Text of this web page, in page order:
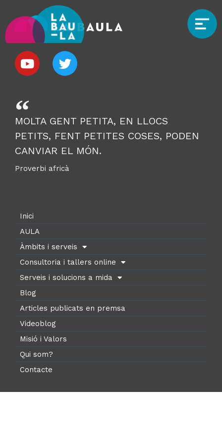
MOLTA GENT PETITA, EN LLOCS
PETITS, FENT PETITES COSES, PODEN
CANVIAR EL MÓN.
Proverbi africà
Inici
AULA
Àmbits i serveis
Consultoria i tallers online
Serveis i solucions a mida
Blog
Articles publicats en premsa
Videoblog
Misió i Valors
Qui som?
Contacte